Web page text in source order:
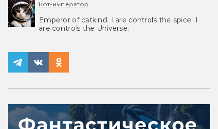
Кот-император
Emperor of catkind. I are controls the spice, I
are controls the Universe.